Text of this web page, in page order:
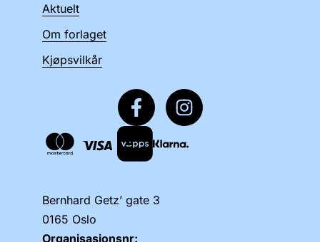
Bernhard Getz’ gate 3
0165 Oslo
Organisasjonsnr:
Aktuelt
Om forlaget
Kjøpsvilkår